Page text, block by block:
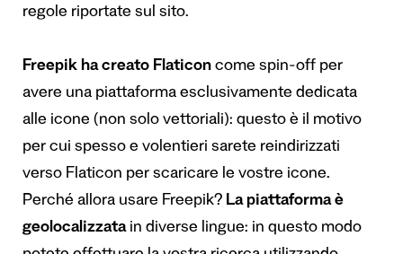
regole riportate sul sito.
Freepik ha creato Flaticon come spin-off per
avere una piattaforma esclusivamente dedicata
alle icone (non solo vettoriali): questo è il motivo
per cui spesso e volentieri sarete reindirizzati
verso Flaticon per scaricare le vostre icone.
Perché allora usare Freepik? La piattaforma è
geolocalizzatain diverse lingue: in questo modo